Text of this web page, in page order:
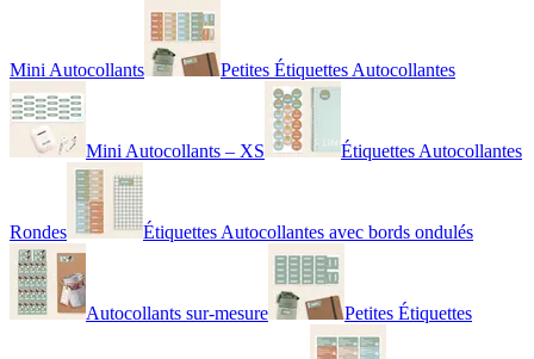
Mini Autocollants Petites Étiquettes Autocollantes
Mini Autocollants – XS Étiquettes Autocollantes
Rondes Étiquettes Autocollantes avec bords ondulés
Autocollants sur-mesure Petites Étiquettes